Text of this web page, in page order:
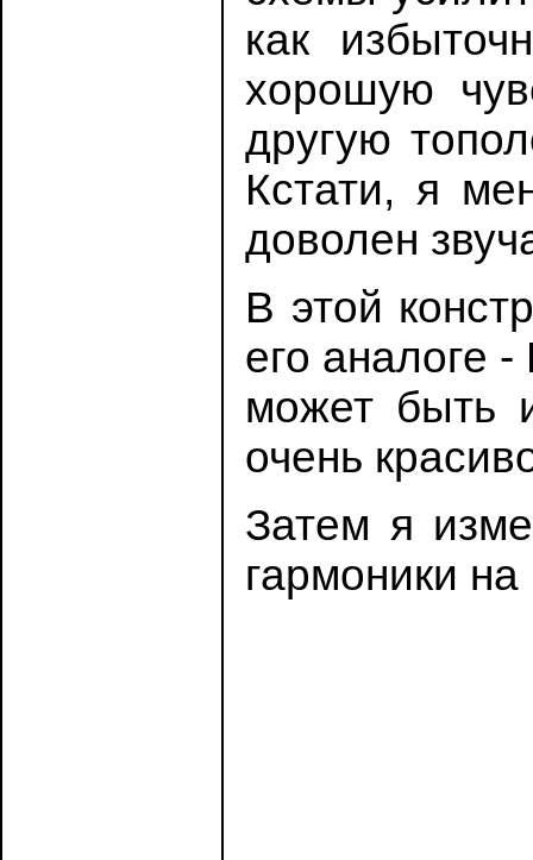
как
хорошую
другую
Кстати, я
доволен
В этой
его аналоге
может быть
очень
Затем я
гармоники